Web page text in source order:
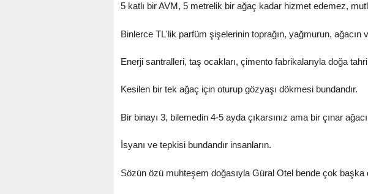
5 katlı bir AVM, 5 metrelik bir ağaç kadar hizmet edemez,
Binlerce TL'lik parfüm şişelerinin toprağın, yağmurun,
Enerji santralleri, taş ocakları, çimento fabrikalarıyla doğa
Kesilen bir tek ağaç için oturup gözyaşı dökmesi bundandır.
Bir binayı 3, bilemedin 4-5 ayda çıkarsınız ama bir çınar
İsyanı ve tepkisi bundandır insanların.
Sözün özü muhteşem doğasıyla Güral Otel bende çok başka